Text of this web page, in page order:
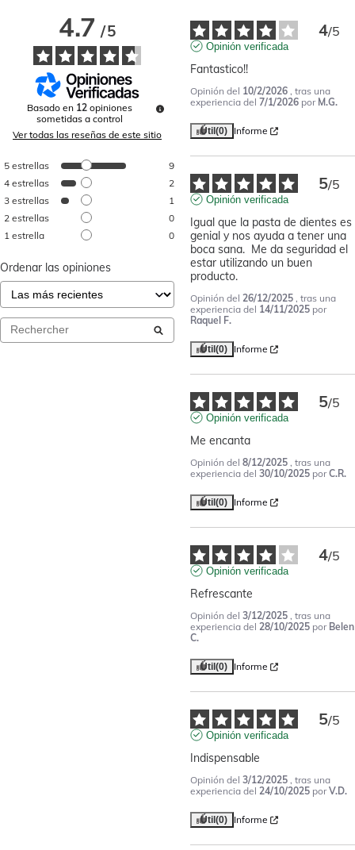
4.7/5
Basado en 12 opiniones
sometidas a control
Ver todas las reseñas de este sitio
5 estrellas
9
4 estrellas
2
3 estrellas
1
2 estrellas
0
1 estrella 0
Ordenar las opiniones
4/5
Opinión verificada
Fantastico!!
Opinión del 10/2/2026 , tras una
experiencia del 7/1/2026 por M.G.
Útil (0) Informe
5/5
Opinión verificada
Igual que la pasta de dientes es
genial y nos ayuda a tener una
boca sana.  Me da seguridad el
estar utilizando un buen
producto.
Opinión del 26/12/2025 , tras una
experiencia del 14/11/2025 por
Raquel F.
Útil (0) Informe
5/5
Opinión verificada
Me encanta
Opinión del 8/12/2025 , tras una
experiencia del 30/10/2025 porC.R.
Útil (0) Informe
4/5
Opinión verificada
Refrescante
Opinión del 3/12/2025 , tras una
experiencia del 28/10/2025 por Belen
C.
Útil (0) Informe
5/5
Opinión verificada
Indispensable
Opinión del 3/12/2025 , tras una
experiencia del 24/10/2025 porV.D.
Útil (0) Informe